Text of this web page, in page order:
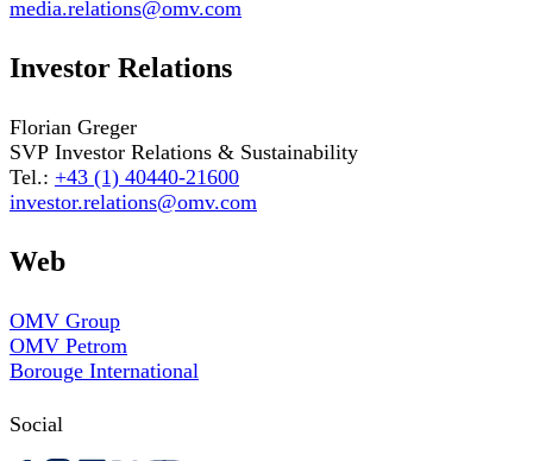
media.relations@omv.com
Investor Relations
Florian Greger
SVP Investor Relations & Sustainability
Tel.: +43 (1) 40440-21600
investor.relations@omv.com
Web
OMV Group
OMV Petrom
Borouge International
Social